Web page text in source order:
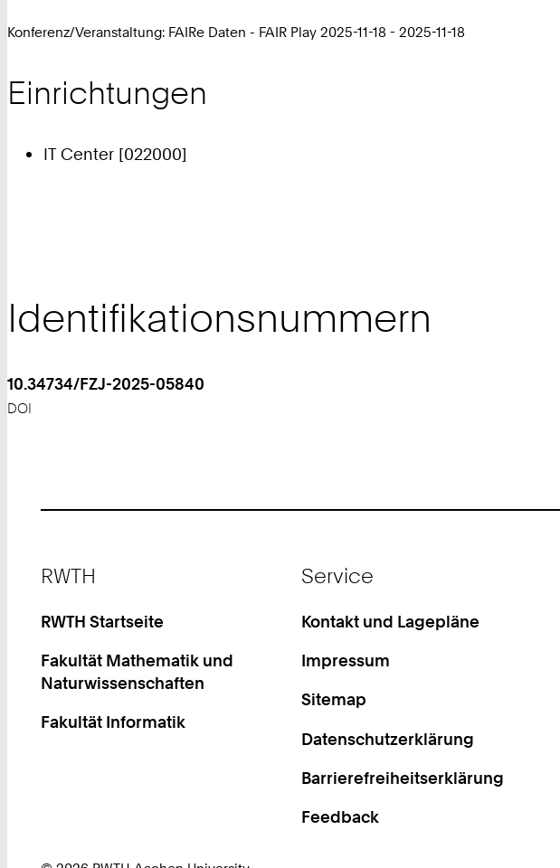
Konferenz/Veranstaltung: FAIRe Daten - FAIR Play 2025-11-18 - 2025-11-18
Einrichtungen
IT Center [022000]
Identifikationsnummern
10.34734/FZJ-2025-05840
DOI
RWTH
RWTH Startseite
Fakultät Mathematik und
Naturwissenschaften
Fakultät Informatik
Service
Kontakt und Lagepläne
Impressum
Sitemap
Datenschutzerklärung
Barrierefreiheitserklärung
Feedback